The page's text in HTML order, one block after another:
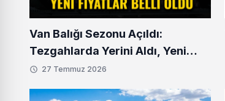
Van Balığı Sezonu Açıldı:
Tezgahlarda Yerini Aldı, Yeni
Fiyatlar Belli Oldu
27 Temmuz 2026